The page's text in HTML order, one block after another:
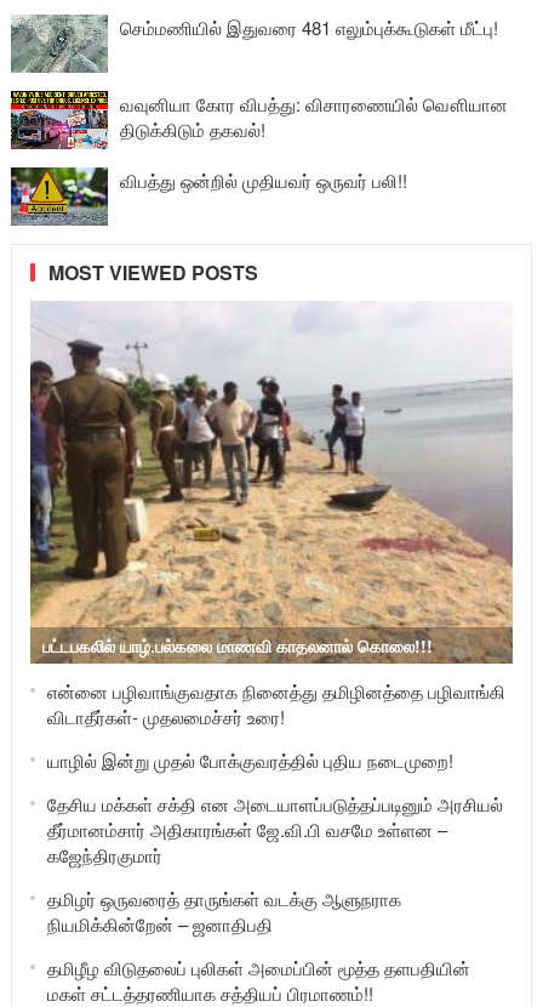
செம்மணியில் இதுவரை 481 எலும்புக்கூடுகள் மீட்பு!
வவுனியா கோர விபத்து: விசாரணையில் வௌியான
திடுக்கிடும் தகவல்!
விபத்து ஒன்றில் முதியவர் ஒருவர் பலி!!
MOST VIEWED POSTS
பட்டபகலில் யாழ்.பல்கலை மாணவி காதலனால் கொலை!!!
என்னை பழிவாங்குவதாக நினைத்து தமிழினத்தை பழிவாங்கி
விடாதீர்கள்- முதலமைச்சர் உரை!
யாழில் இன்று முதல் போக்குவரத்தில் புதிய நடைமுறை!
தேசிய மக்கள் சக்தி என அடையாளப்படுத்தப்படினும் அரசியல்
தீர்மானம்சார் அதிகாரங்கள் ஜே.வி.பி வசமே உள்ளன –
கஜேந்திரகுமார்
தமிழர் ஒருவரைத் தாருங்கள் வடக்கு ஆளுநராக
நியமிக்கின்றேன் – ஜனாதிபதி
தமிழீழ விடுதலைப் புலிகள் அமைப்பின் மூத்த தளபதியின்
மகள் சட்டத்தரணியாக சத்தியப் பிரமாணம்!!